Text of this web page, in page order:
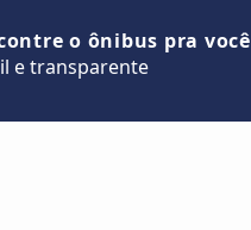
o ônibus pra você
e transparente